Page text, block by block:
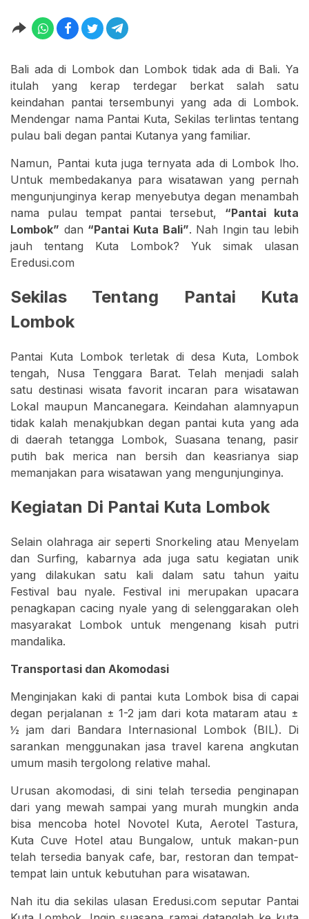
Bali ada di Lombok dan Lombok tidak ada di Bali. Ya
itulah yang kerap terdegar berkat salah satu
keindahan pantai tersembunyi yang ada di Lombok.
Mendengar nama Pantai Kuta, Sekilas terlintas tentang
pulau bali degan pantai Kutanya yang familiar.
Namun, Pantai kuta juga ternyata ada di Lombok lho.
Untuk membedakanya para wisatawan yang pernah
mengunjunginya kerap menyebutya degan menambah
nama pulau tempat pantai tersebut, “Pantai kuta
Lombok” dan “Pantai Kuta Bali”. Nah Ingin tau lebih
jauh tentang Kuta Lombok? Yuk simak ulasan
Eredusi.com
Sekilas Tentang Pantai Kuta
Lombok
Pantai Kuta Lombok terletak di desa Kuta, Lombok
tengah, Nusa Tenggara Barat. Telah menjadi salah
satu destinasi wisata favorit incaran para wisatawan
Lokal maupun Mancanegara. Keindahan alamnyapun
tidak kalah menakjubkan degan pantai kuta yang ada
di daerah tetangga Lombok, Suasana tenang, pasir
putih bak merica nan bersih dan keasrianya siap
memanjakan para wisatawan yang mengunjunginya.
Kegiatan Di Pantai Kuta Lombok
Selain olahraga air seperti Snorkeling atau Menyelam
dan Surfing, kabarnya ada juga satu kegiatan unik
yang dilakukan satu kali dalam satu tahun yaitu
Festival bau nyale. Festival ini merupakan upacara
penagkapan cacing nyale yang di selenggarakan oleh
masyarakat Lombok untuk mengenang kisah putri
mandalika.
Transportasi dan Akomodasi
Menginjakan kaki di pantai kuta Lombok bisa di capai
degan perjalanan ± 1-2 jam dari kota mataram atau ±
½ jam dari Bandara Internasional Lombok (BIL). Di
sarankan menggunakan jasa travel karena angkutan
umum masih tergolong relative mahal.
Urusan akomodasi, di sini telah tersedia penginapan
dari yang mewah sampai yang murah mungkin anda
bisa mencoba hotel Novotel Kuta, Aerotel Tastura,
Kuta Cuve Hotel atau Bungalow, untuk makan-pun
telah tersedia banyak cafe, bar, restoran dan tempat-
tempat lain untuk kebutuhan para wisatawan.
Nah itu dia sekilas ulasan Eredusi.com seputar Pantai